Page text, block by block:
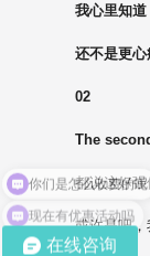
我心里知
还不是更心
02
The
都说这好
或许是吧，
在线咨询